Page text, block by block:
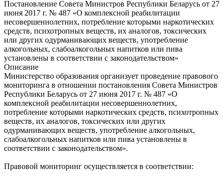
Постановление Совета Министров Республики Беларусь от 27
июня 2017 г. № 487 «О комплексной реабилитации
несовершеннолетних, потребление которыми наркотических
средств, психотропных веществ, их аналогов, токсических
или других одурманивающих веществ, употребление
алкогольных, слабоалкогольных напитков или пива
установлены в соответствии с законодательством»
Описание
Министерство образования организует проведение правового
мониторинга в отношении постановления Совета Министров
Республики Беларусь от 27 июня 2017 г. № 487 «О
комплексной реабилитации несовершеннолетних,
потребление которыми наркотических средств, психотропных
веществ, их аналогов, токсических или других
одурманивающих веществ, употребление алкогольных,
слабоалкогольных напитков или пива установлены в
соответствии с законодательством».
Правовой мониторинг осуществляется в соответствии: